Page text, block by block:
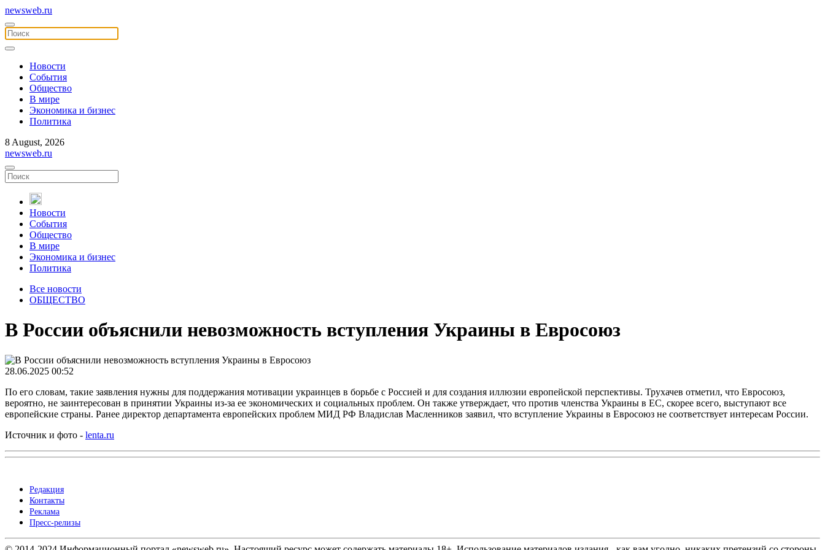
newsweb.ru
Новости
События
Общество
В мире
Экономика и бизнес
Политика
8 August, 2026
newsweb.ru
Новости
События
Общество
В мире
Экономика и бизнес
Политика
Все новости
ОБЩЕСТВО
В России объяснили невозможность вступления Украины в Евросоюз
28.06.2025 00:52
По его словам, такие заявления нужны для поддержания мотивации украинцев в борьбе с Россией и для создания иллюзии европейской перспективы. Трухачев отметил, что Евросоюз,
вероятно, не заинтересован в принятии Украины из-за ее экономических и социальных проблем. Он также утверждает, что против членства Украины в ЕС, скорее всего, выступают все
европейские страны. Ранее директор департамента европейских проблем МИД РФ Владислав Масленников заявил, что вступление Украины в Евросоюз не соответствует интересам России.
Источник и фото - lenta.ru
Редакция
Контакты
Реклама
Пресс-релизы